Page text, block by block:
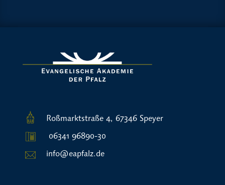
Roßmarktstraße 4, 67346 Speyer
06341 96890-30
info@eapfalz.de